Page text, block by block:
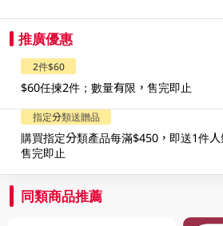
推廣優惠
2件$60
$60任揀2件；數量有限，售完即止
指定分類送贈品
購買指定分類產品每滿$450，即送1件人
售完即止
同類商品推薦